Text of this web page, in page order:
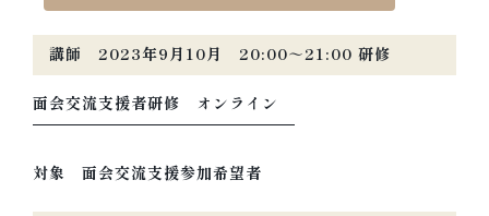
講師 2023年9月10月 20:00～21:00 研修
面会交流支援者研修 オンライン
対象 面会交流支援参加希望者